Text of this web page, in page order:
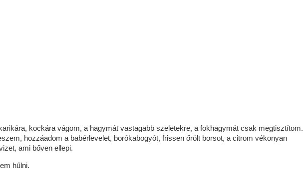
kockára vágom, a hagymát vastagabb szeletekre, a fokhagymát csak megtisztítom.
hozzáadom a babérlevelet, borókabogyót, frissen őrölt borsot, a citrom vékonyan
ami bőven ellepi.
hűlni.